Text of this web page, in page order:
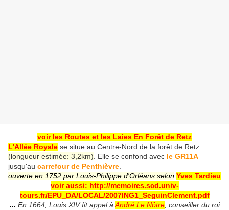
voir les Routes et les Laies En Forêt de Retz
L'Allée Royale se situe au Centre-Nord de la forêt de Retz
(longueur estimée: 3,2km) . Elle se confond avec le GR11A
jusqu'au carrefour de Penthièvre
ouverte en 1752 par Louis-Philippe d'Orléans selon Yves Tardieu
voir aussi: http://memoires.scd.univ-
tours.fr/EPU_DA/LOCAL/2007ING1_SeguinClement.pdf
... En 1664, Louis XIV fit appel à André Le Nôtre, conseiller du roi